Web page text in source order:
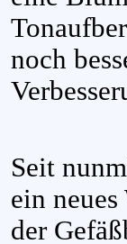
noch
Seit
ein
der